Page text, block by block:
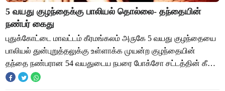
5 வயது குழந்தைக்கு பாலியல் தொல்லை- தந்தையின்
நண்பர் கைது
புதுக்கோட்டை மாவட்டம் கீரமங்கலம் அருகே 5 வயது குழந்தையை
பாலியல் துன்புறுத்தலுக்கு உள்ளாக்க முயன்ற குழந்தையின்
தந்தை நண்பரான 54 வயதுடைய நபரை போக்சோ சட்டத்தின் கீழ்
போலீசார் கைது செய்தனர். புதுக்கோட்டை